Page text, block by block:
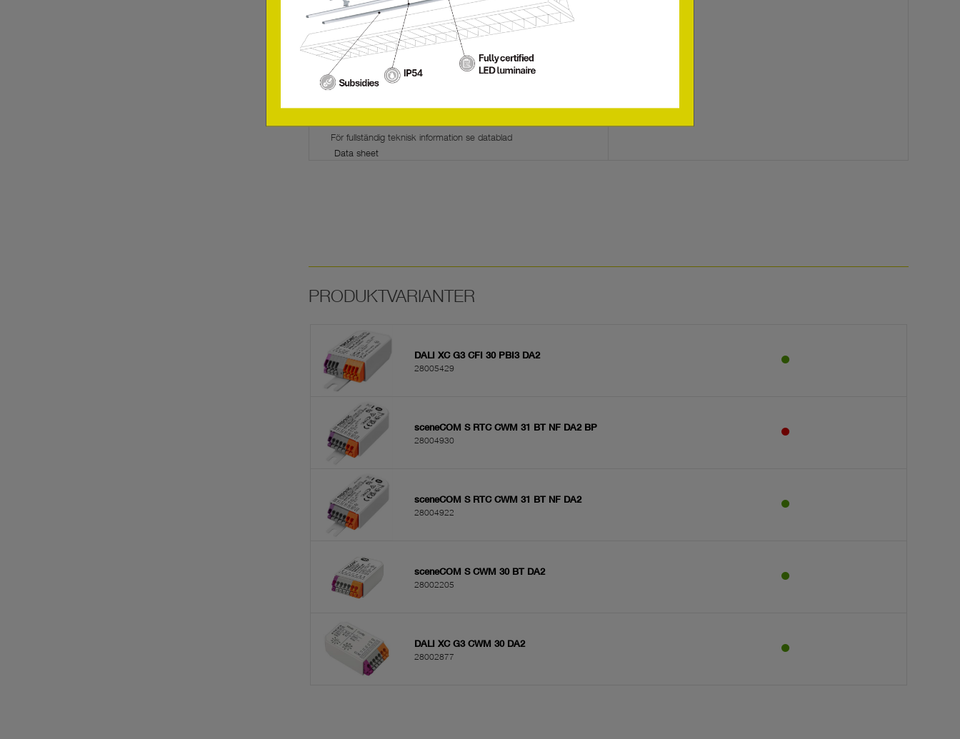
Typiska tillämpningar
För hantering av små och medelstora
rum/områdesbelysning.
Kontor, Detaljhandel, Hotell, Industri, Lager.
Data sheet
DALI XC G3 CFI 30 PBI3 DA2
28005429
sceneCOM S RTC CWM 31 BT NF DA2 BP
28004930
sceneCOM S RTC CWM 31 BT NF DA2
28004922
sceneCOM S CWM 30 BT DA2
28002205
DALI XC G3 CWM 30 DA2
28002877